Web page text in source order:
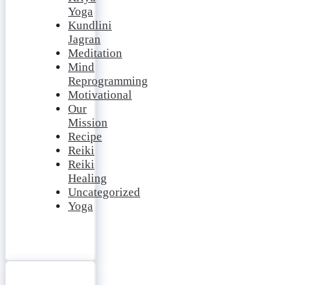
Yoga
Kundlini
Jagran
Meditation
Mind
Reprogramming
Motivational
Our
Mission
Recipe
Reiki
Reiki
Healing
Uncategorized
Yoga